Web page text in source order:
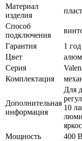
Материал
изделия
Способ
подключения
Гарантия
1 год
Цвет
Серия
Комплектация
Дополнительная
информация
Для
10
Мощность
400